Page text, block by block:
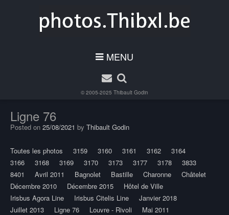
MENU
© 2005-2025 Thibault Godin
Ligne 76
Posted on 25/08/2021 by Thibault Godin
Toutes les photos 3159 3160 3161 3162
3164
3166
3168 3169 3170 3173 3177 3178
3833
8401
Avril 2011 Bagnolet Bastille Charonne
Châtelet
Décembre 2010
Décembre 2015
Hôtel de Ville
Irisbus Agora Line
Irisbus Citelis Line
Janvier 2018
Juillet 2013
Ligne 76 Louvre - Rivoli
Mai 2011